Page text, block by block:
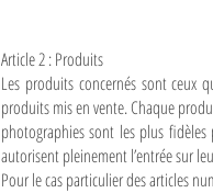
Article 2 : Produits
Les produits concernés sont
produits mis en vente. Chaque
photographies sont les plus
autorisent pleinement l’entrée sur
Pour le cas particulier des articles